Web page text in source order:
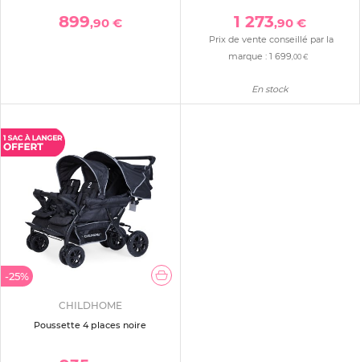
899,90 € 1 273,90 €
Prix de vente conseillé par la
marque : 1 699 ,00 €
En stock
-25%
CHILDHOME
Poussette 4 places noire